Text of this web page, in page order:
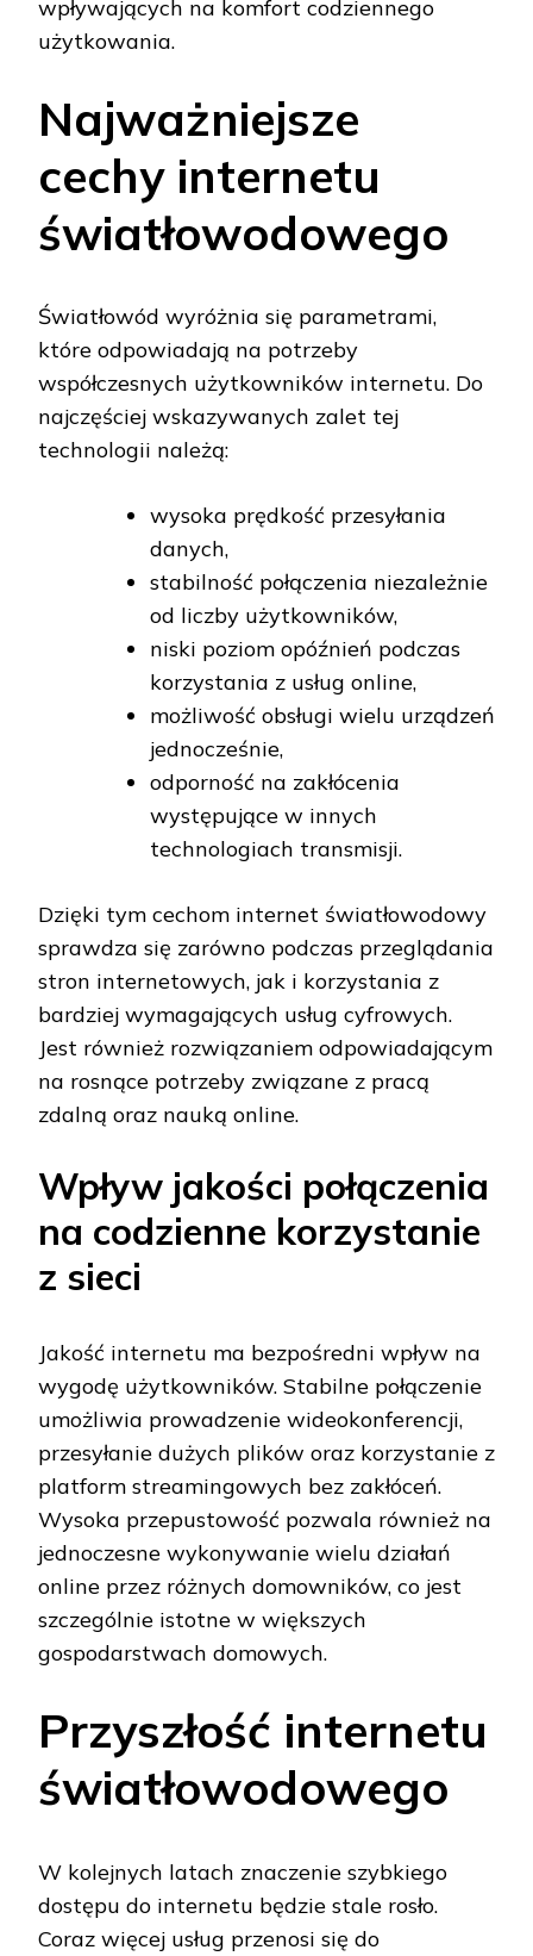
wpływających na komfort codziennego
użytkowania.
Najważniejsze
cechy internetu
światłowodowego
Światłowód wyróżnia się parametrami,
które odpowiadają na potrzeby
współczesnych użytkowników internetu. Do
najczęściej wskazywanych zalet tej
technologii należą:
wysoka prędkość przesyłania
danych,
stabilność połączenia niezależnie
od liczby użytkowników,
niski poziom opóźnień podczas
korzystania z usług online,
możliwość obsługi wielu urządzeń
jednocześnie,
odporność na zakłócenia
występujące w innych
technologiach transmisji.
Dzięki tym cechom internet światłowodowy
sprawdza się zarówno podczas przeglądania
stron internetowych, jak i korzystania z
bardziej wymagających usług cyfrowych.
Jest również rozwiązaniem odpowiadającym
na rosnące potrzeby związane z pracą
zdalną oraz nauką online.
Wpływ jakości połączenia
na codzienne korzystanie
z sieci
Jakość internetu ma bezpośredni wpływ na
wygodę użytkowników. Stabilne połączenie
umożliwia prowadzenie wideokonferencji,
przesyłanie dużych plików oraz korzystanie z
platform streamingowych bez zakłóceń.
Wysoka przepustowość pozwala również na
jednoczesne wykonywanie wielu działań
online przez różnych domowników, co jest
szczególnie istotne w większych
gospodarstwach domowych.
Przyszłość internetu
światłowodowego
W kolejnych latach znaczenie szybkiego
dostępu do internetu będzie stale rosło.
Coraz więcej usług przenosi się do